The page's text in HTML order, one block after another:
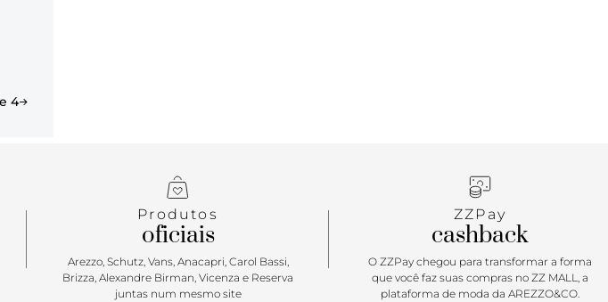
4
Produtos
oficiais
Arezzo, Schutz, Vans, Anacapri, Carol Bassi,
Brizza, Alexandre Birman, Vicenza e Reserva
juntas num mesmo site
ZZPay
cashback
O ZZPay chegou para transformar a forma
que você faz suas compras no ZZ MALL, a
plataforma de moda da AREZZO&CO.